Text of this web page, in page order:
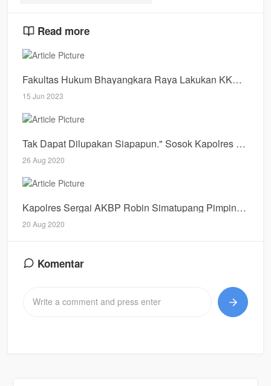
Read more
Fakultas Hukum Bhayangkara Raya Lakukan KKN di Desa Tridaya Sakti Bekasi
15 Jun 2023
Tak Dapat Dilupakan Siapapun." Sosok Kapolres Batubara Pria Sederhana Yang Memilik Kepribadian Luar Biasai
26 Aug 2020
Kapolres Sergai AKBP Robin Simatupang Pimpin Sertijab Kapolsek Kotarih
20 Aug 2020
Komentar